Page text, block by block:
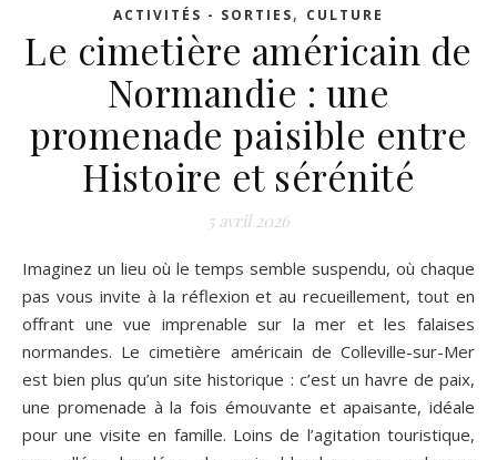
ACTIVITÉS - SORTIES, CULTURE
Le cimetière américain de
Normandie : une
promenade paisible entre
Histoire et sérénité
5 avril 2026
Imaginez un lieu où le temps semble suspendu, où chaque
pas vous invite à la réflexion et au recueillement, tout en
offrant une vue imprenable sur la mer et les falaises
normandes. Le cimetière américain de Colleville-sur-Mer
est bien plus qu’un site historique : c’est un havre de paix,
une promenade à la fois émouvante et apaisante, idéale
pour une visite en famille. Loins de l’agitation touristique,